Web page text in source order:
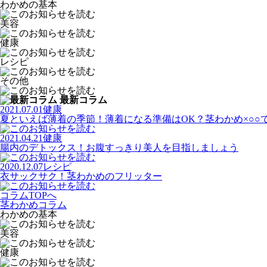
わかめの基本
美容
健康
レシピ
その他
最新コラム
2021.07.01健康
夏といえば薄着の季節！薄着になる準備はOK？茎わかめ×○○
2021.04.21健康
腸内のデトックス！お腹すっきり美人を目指しましょう
2020.12.07レシピ
衣サックサク！茎わかめのフリッター
コラムTOPへ
茎わかめコラム
わかめの基本
美容
健康